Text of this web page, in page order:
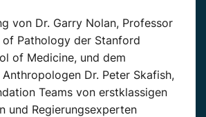
von Dr. Garry Nolan, Professor
Pathology der Stanford
of Medicine, und dem
Dr. Peter Skafish,
Teams von erstklassigen
und Regierungsexperten